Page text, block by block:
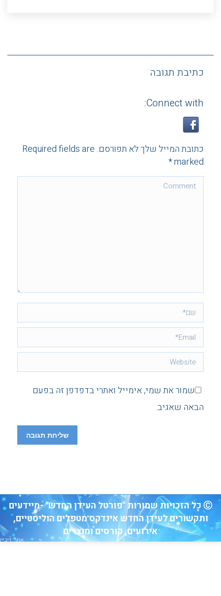
כתיבת תגובה
Connect with:
כתובת המייל שלך לא תפורסם. Required fields are
marked
*
Comment
שם *
Email *
Website
שמור את שמי, אימייל ואתרי בדפדפן זה בפעם
הבאה שאגיב.
שליחת תגובה
Ⓒ כל הזכויות שמורות "פורטל העידן החדש" -מיידעים
ותקשורים לעידן החדש אינדקס מטפלים הוליסטיים,
אירועים, קורסים ומוצרים
אתר: דיביין